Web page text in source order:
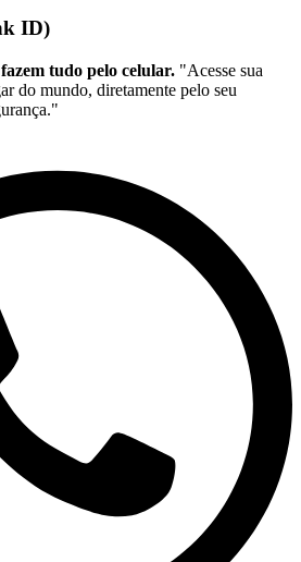
ID)
tudo pelo celular. "Acesse sua
do mundo, diretamente pelo seu